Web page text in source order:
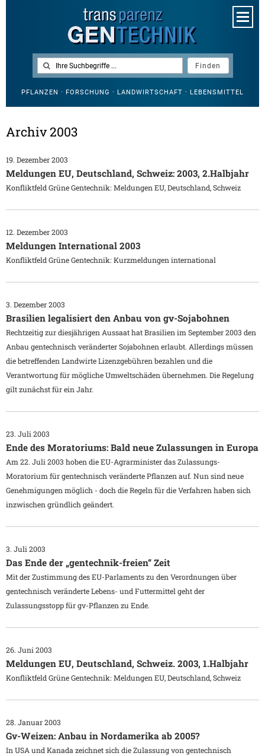
PFLANZEN · FORSCHUNG · LANDWIRTSCHAFT · LEBENSMITTEL
Archiv 2003
19. Dezember 2003
Meldungen EU, Deutschland, Schweiz: 2003, 2.Halbjahr
Konfliktfeld Grüne Gentechnik: Meldungen EU, Deutschland, Schweiz
12. Dezember 2003
Meldungen International 2003
Konfliktfeld Grüne Gentechnik: Kurzmeldungen international
3. Dezember 2003
Brasilien legalisiert den Anbau von gv-Sojabohnen
Rechtzeitig zur diesjährigen Aussaat hat Brasilien im September 2003 den
Anbau gentechnisch veränderter Sojabohnen erlaubt. Allerdings müssen
die betreffenden Landwirte Lizenzgebühren bezahlen und die
Verantwortung für mögliche Umweltschäden übernehmen. Die Regelung
gilt zunächst für ein Jahr.
23. Juli 2003
Ende des Moratoriums: Bald neue Zulassungen in Europa
Am 22. Juli 2003 hoben die EU-Agrarminister das Zulassungs-
Moratorium für gentechnisch veränderte Pflanzen auf. Nun sind neue
Genehmigungen möglich - doch die Regeln für die Verfahren haben sich
inzwischen gründlich geändert.
3. Juli 2003
Das Ende der „gentechnik-freien“ Zeit
Mit der Zustimmung des EU-Parlaments zu den Verordnungen über
gentechnisch veränderte Lebens- und Futtermittel geht der
Zulassungsstopp für gv-Pflanzen zu Ende.
26. Juni 2003
Meldungen EU, Deutschland, Schweiz. 2003, 1.Halbjahr
Konfliktfeld Grüne Gentechnik: Meldungen EU, Deutschland, Schweiz
28. Januar 2003
Gv-Weizen: Anbau in Nordamerika ab 2005?
In USA und Kanada zeichnet sich die Zulassung von gentechnisch